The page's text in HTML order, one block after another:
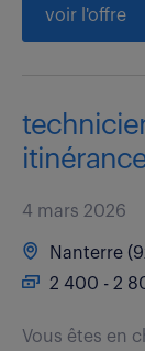
voir l'offre
4 mars 2026
Nanterre
2 400 - 2
Vous êtes en